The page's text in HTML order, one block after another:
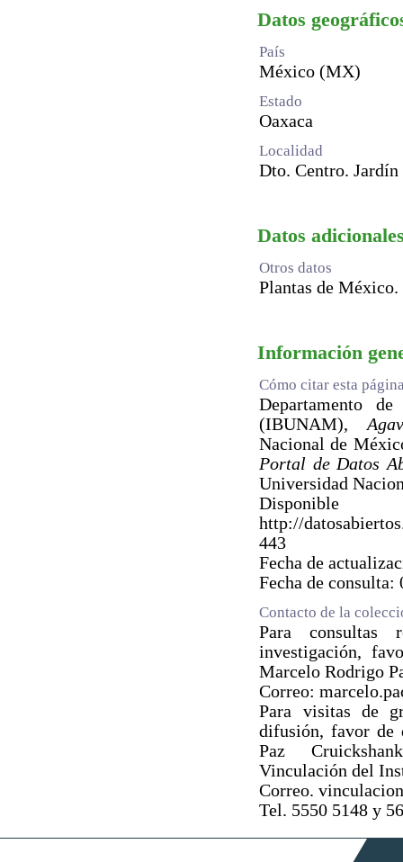
Datos
País
México (MX)
Estado
Oaxaca
Localidad
Dto. Centro.
Datos
Otros datos
Plantas de México.
Información
Cómo citar esta
Departamento
(IBUNAM),
Nacional de
Portal de Datos
Universidad
http://
443
Fecha de
Fecha de consulta:
Contacto de la
Para consultas
investigación,
Marcelo Rodrigo
Correo:
Para visitas de
difusión, favor
Paz
Vinculación del
Correo.
Tel. 5550 5148 y